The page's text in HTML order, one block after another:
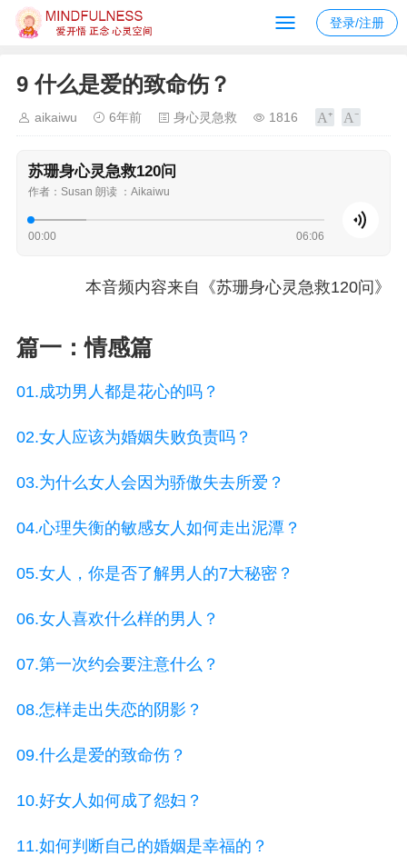
登录/注册
9 什么是爱的致命伤？
aikaiwu 6年前 身心灵急救 1816
苏珊身心灵急救120问
作者：Susan 朗读 ：Aikaiwu
00:00 06:06
本音频内容来自《苏珊身心灵急救120问》
篇一：情感篇
01.成功男人都是花心的吗？
02.女人应该为婚姻失败负责吗？
03.为什么女人会因为骄傲失去所爱？
04.心理失衡的敏感女人如何走出泥潭？
05.女人，你是否了解男人的7大秘密？
06.女人喜欢什么样的男人？
07.第一次约会要注意什么？
08.怎样走出失恋的阴影？
09.什么是爱的致命伤？
10.好女人如何成了怨妇？
11.如何判断自己的婚姻是幸福的？